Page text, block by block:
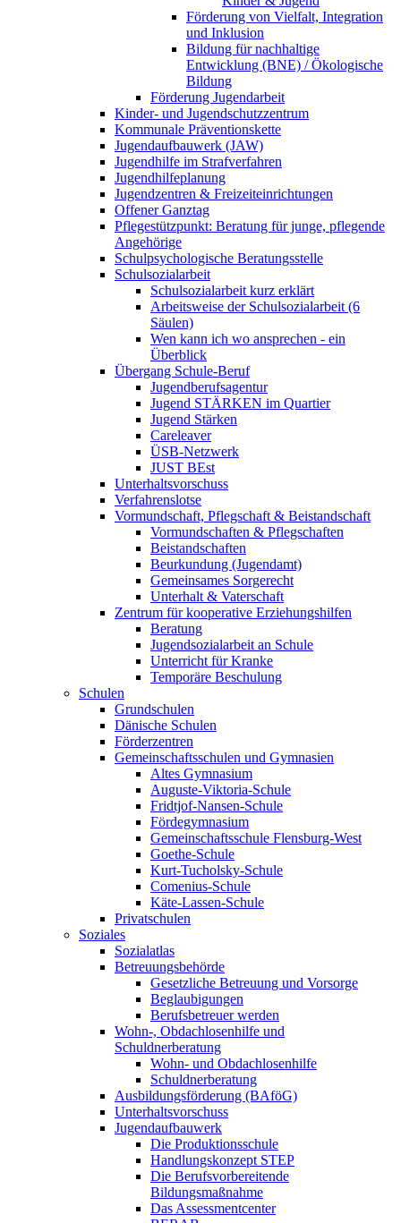
Förderung von Vielfalt, Integration
und Inklusion
Bildung für nachhaltige
Entwicklung (BNE) / Ökologische
Bildung
Förderung Jugendarbeit
Kinder- und Jugendschutzzentrum
Kommunale Präventionskette
Jugendaufbauwerk (JAW)
Jugendhilfe im Strafverfahren
Jugendhilfeplanung
Jugendzentren & Freizeiteinrichtungen
Offener Ganztag
Pflegestützpunkt: Beratung für junge, pflegende
Angehörige
Schulpsychologische Beratungsstelle
Schulsozialarbeit
Schulsozialarbeit kurz erklärt
Arbeitsweise der Schulsozialarbeit (6
Säulen)
Wen kann ich wo ansprechen - ein
Überblick
Übergang Schule-Beruf
Jugendberufsagentur
Jugend STÄRKEN im Quartier
Jugend Stärken
Careleaver
ÜSB-Netzwerk
JUST BEst
Unterhaltsvorschuss
Verfahrenslotse
Vormundschaft, Pflegschaft & Beistandschaft
Vormundschaften & Pflegschaften
Beistandschaften
Beurkundung (Jugendamt)
Gemeinsames Sorgerecht
Unterhalt & Vaterschaft
Zentrum für kooperative Erziehungshilfen
Beratung
Jugendsozialarbeit an Schule
Unterricht für Kranke
Temporäre Beschulung
Schulen
Grundschulen
Dänische Schulen
Förderzentren
Gemeinschaftsschulen und Gymnasien
Altes Gymnasium
Auguste-Viktoria-Schule
Fridtjof-Nansen-Schule
Fördegymnasium
Gemeinschaftsschule Flensburg-West
Goethe-Schule
Kurt-Tucholsky-Schule
Comenius-Schule
Käte-Lassen-Schule
Privatschulen
Soziales
Sozialatlas
Betreuungsbehörde
Gesetzliche Betreuung und Vorsorge
Beglaubigungen
Berufsbetreuer werden
Wohn-, Obdachlosenhilfe und
Schuldnerberatung
Wohn- und Obdachlosenhilfe
Schuldnerberatung
Ausbildungsförderung (BAföG)
Unterhaltsvorschuss
Jugendaufbauwerk
Die Produktionsschule
Handlungskonzept STEP
Die Berufsvorbereitende
Bildungsmaßnahme
Das Assessmentcenter